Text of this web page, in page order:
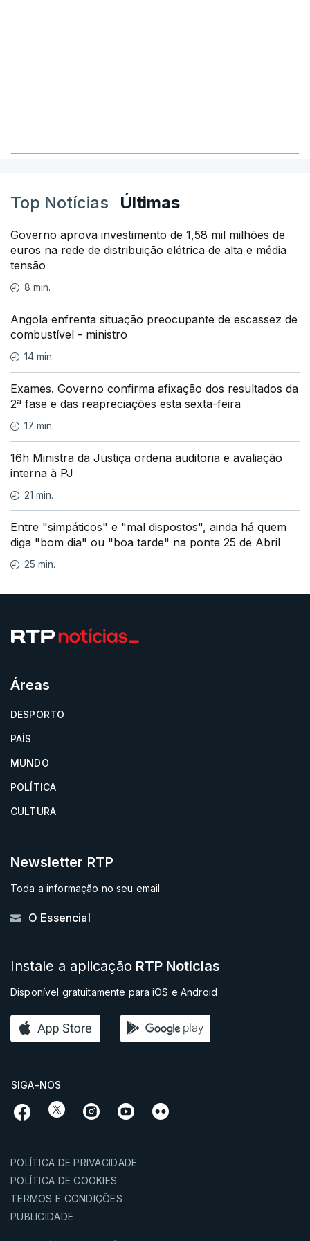
Top Notícias Últimas
Governo aprova investimento de 1,58 mil milhões de
euros na rede de distribuição elétrica de alta e média
tensão
8 min.
Angola enfrenta situação preocupante de escassez de
combustível - ministro
14 min.
Exames. Governo confirma afixação dos resultados da
2ª fase e das reapreciações esta sexta-feira
17 min.
16h Ministra da Justiça ordena auditoria e avaliação
interna à PJ
21 min.
Entre "simpáticos" e "mal dispostos", ainda há quem
diga "bom dia" ou "boa tarde" na ponte 25 de Abril
25 min.
Áreas
DESPORTO
PAÍS
MUNDO
POLÍTICA
CULTURA
Newsletter RTP
Toda a informação no seu email
O Essencial
Instale a aplicação RTP Notícias
Disponível gratuitamente para iOS e Android
SIGA-NOS
POLÍTICA DE PRIVACIDADE
POLÍTICA DE COOKIES
TERMOS E CONDIÇÕES
PUBLICIDADE